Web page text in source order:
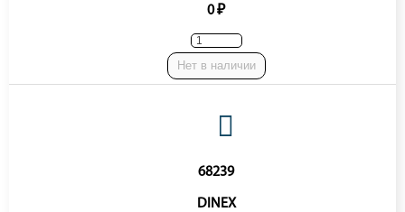
0 ₽
Нет в наличии
68239
DINEX